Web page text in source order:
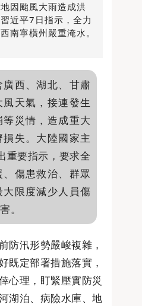
因颱風大雨造成洪
近平7日指示，全力
南寧橫州嚴重淹水。
西、湖北、甘肅
天氣，接連發生
災情，造成重大
損失。大陸國家主
重要指示，要求全
傷患救治、群眾
限度減少人員傷
。
防汛形勢嚴峻複雜，
既定部署措施落實，
心理，盯緊壓實防災
湖泊、病險水庫、地